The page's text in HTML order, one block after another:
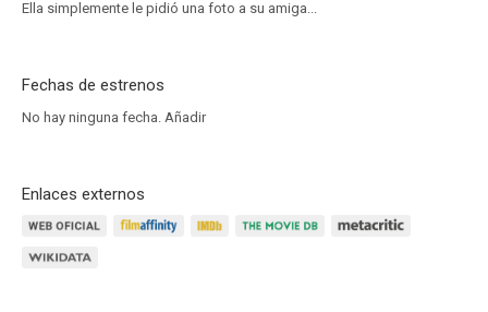
Ella simplemente le pidió una foto a su amiga...
Fechas de estrenos
No hay ninguna fecha. Añadir
Enlaces externos